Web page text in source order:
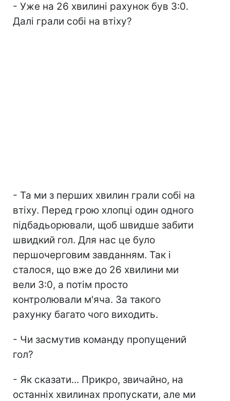
- Уже на 26 хвилині рахунок був 3:0.
Далі грали собі на втіху?
- Та ми з перших хвилин грали собі на
втіху. Перед грою хлопці один одного
підбадьорювали, щоб швидше забити
швидкий гол. Для нас це було
першочерговим завданням. Так і
сталося, що вже до 26 хвилини ми
вели 3:0, а потім просто
контролювали м'яча. За такого
рахунку багато чого виходить.
- Чи засмутив команду пропущений
гол?
- Як сказати... Прикро, звичайно, на
останніх хвилинах пропускати, але ми